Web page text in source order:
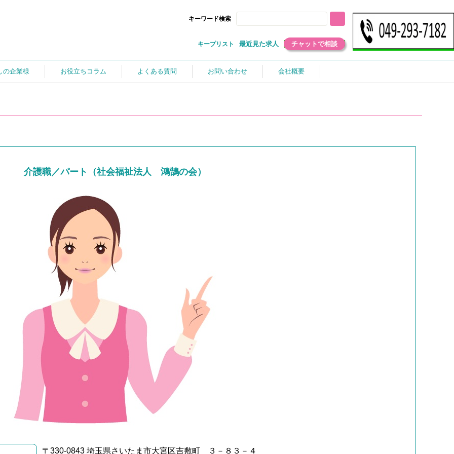
キーワード検索
キープリスト 最近見た求人 チャットで相談
の企業様 お役立ちコラム よくある質問 お問い合わせ 会社概要
介護職／パート（社会福祉法人 鴻鵠の会）
〒330-0843 埼玉県さいたま市大宮区吉敷町 ３－８３－４